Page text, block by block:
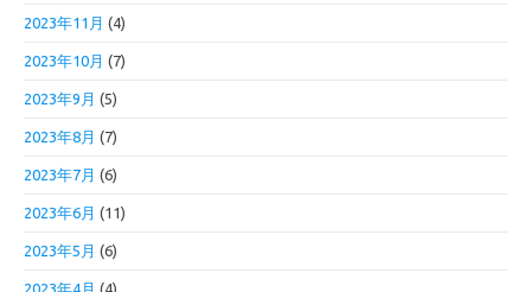
2023年11月 (4)
2023年10月 (7)
2023年9月 (5)
2023年8月 (7)
2023年7月 (6)
2023年6月 (11)
2023年5月 (6)
2023年4月 (4)